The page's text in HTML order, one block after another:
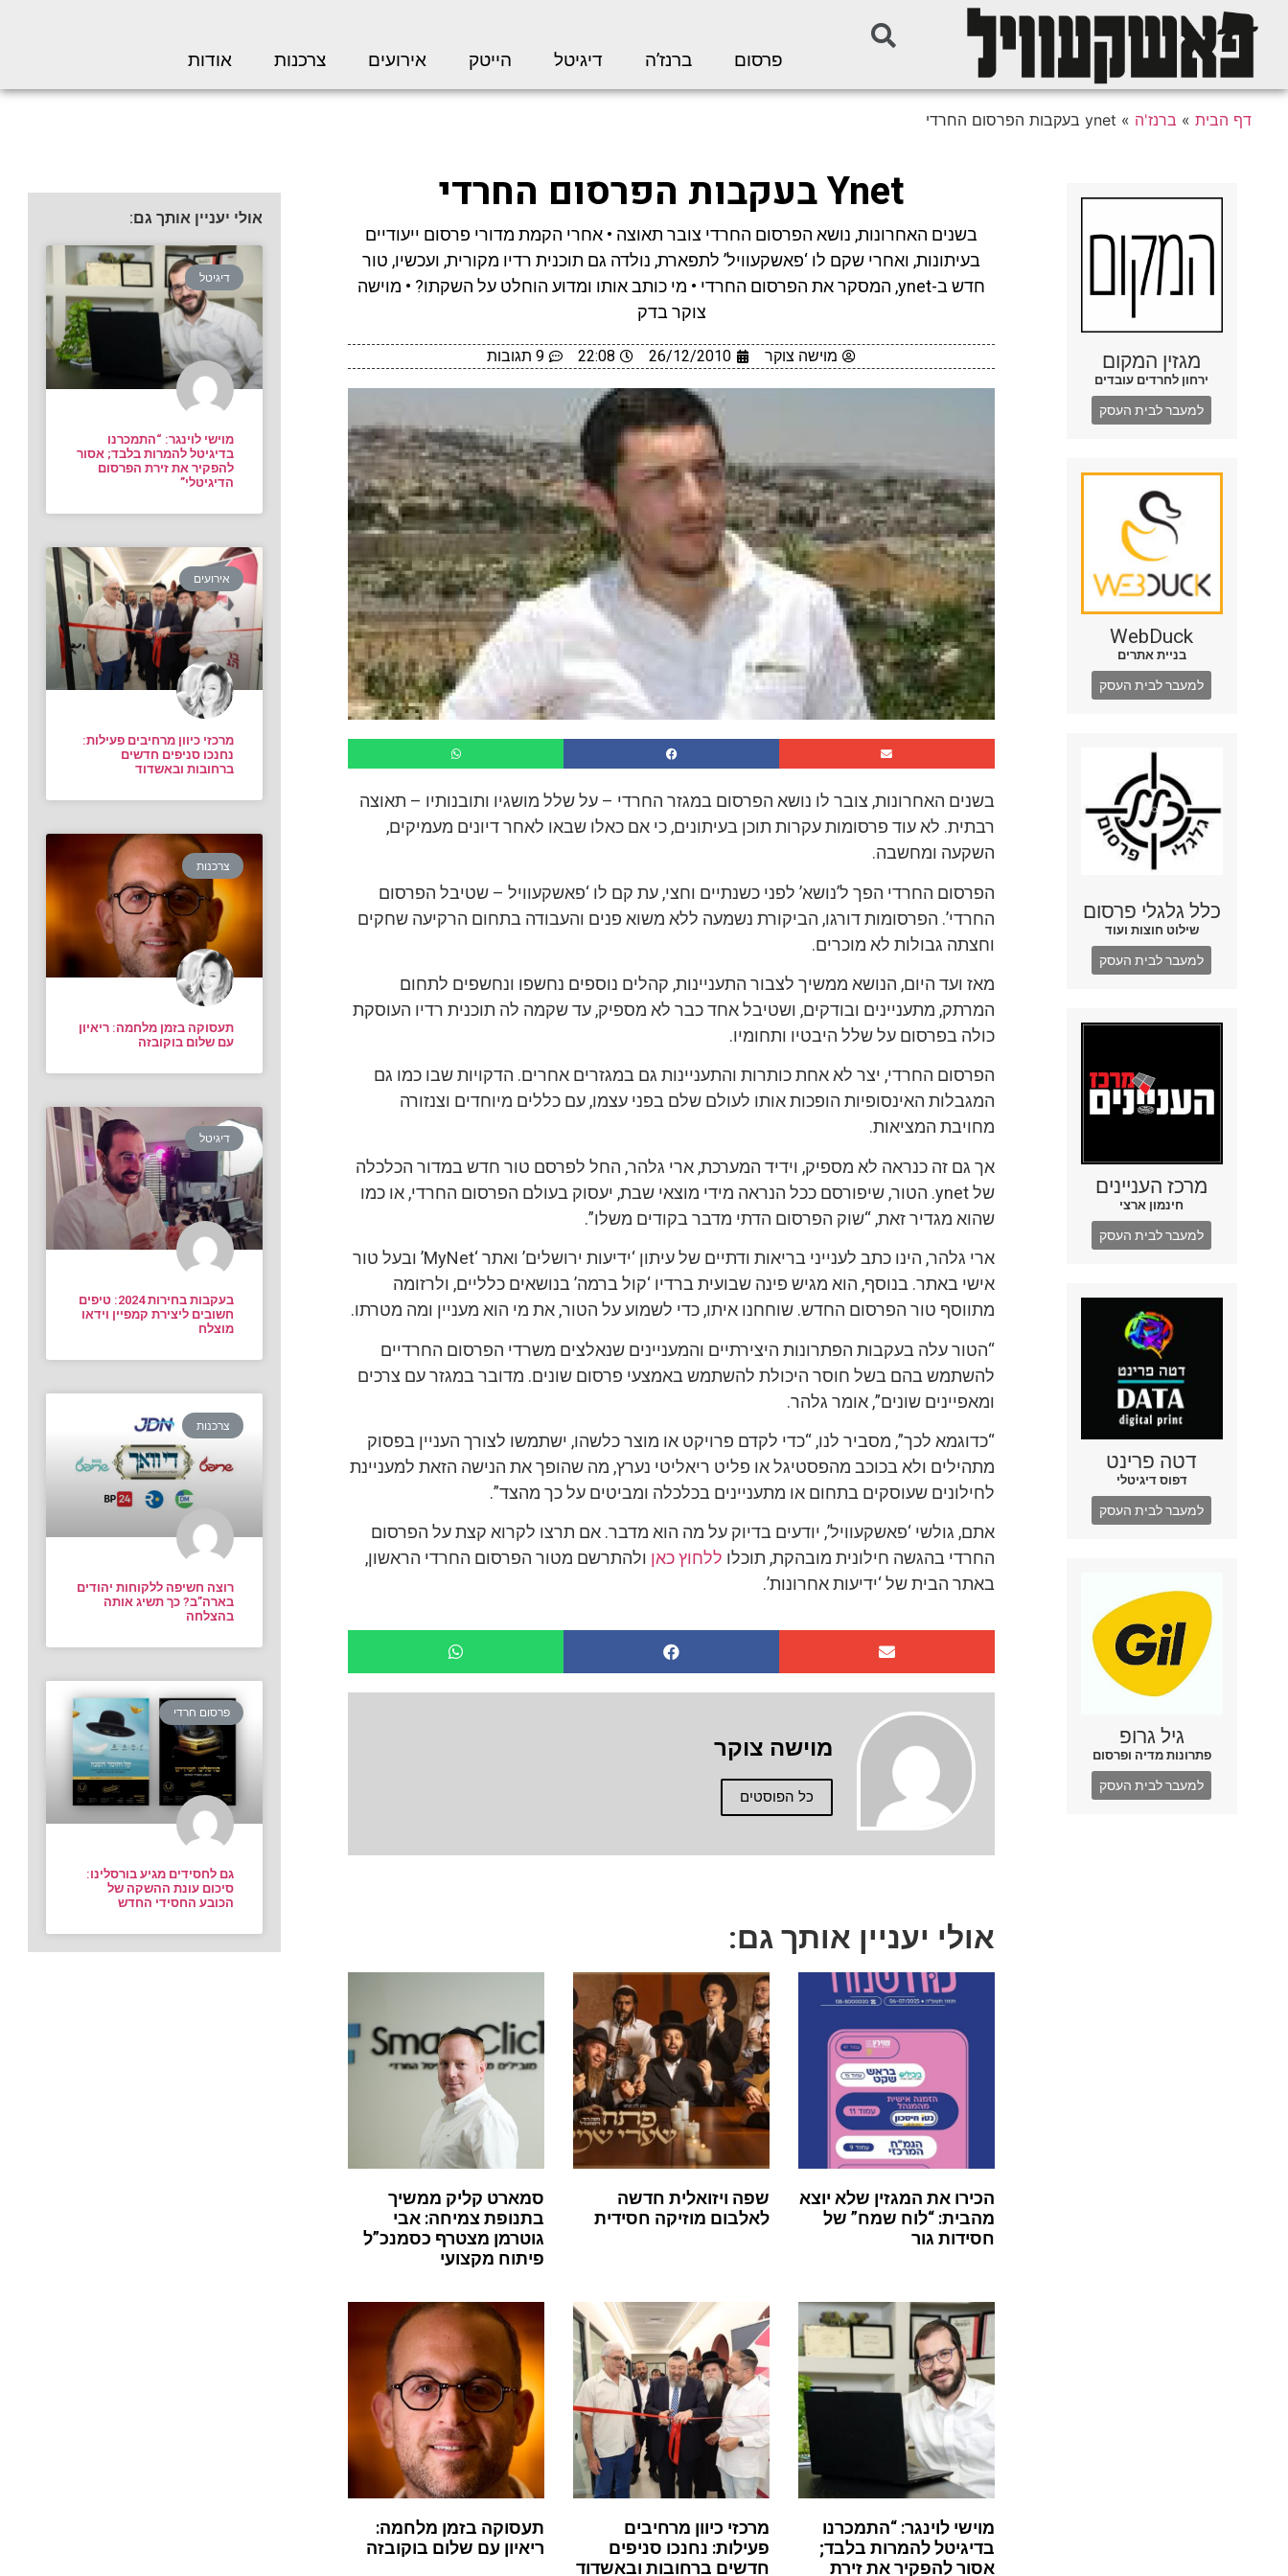
פרסום ברנז’ה דיגיטל הייטק אירועים צרכנות אודות
דף הבית » ברנז'ה » ynet בעקבות הפרסום החרדי
מגזין המקום
ירחון לחרדים עובדים
למעבר לבית העסק
WebDuck
בניית אתרים
למעבר לבית העסק
כלל גלגלי פרסום
שילוט חוצות ועוד
למעבר לבית העסק
מרכז העניינים
חינמון ארצי
למעבר לבית העסק
דטה פרינט
דפוס דיגיטלי
למעבר לבית העסק
גיל גרופ
פתרונות מדיה ופרסום
למעבר לבית העסק
Ynet בעקבות הפרסום החרדי
בשנים האחרונות, נושא הפרסום החרדי צובר תאוצה • אחרי הקמת מדורי פרסום ייעודיים
בעיתונות, ואחרי שקם לו ‘פאשקעוויל’ לתפארת, נולדה גם תוכנית רדיו מקורית, ועכשיו, טור
חדש ב-ynet, המסקר את הפרסום החרדי • מי כותב אותו ומדוע הוחלט על השקתו? • מוישה
צוקר בדק
מוישה צוקר 26/12/2010
22:08 9 תגובות
בשנים האחרונות, צובר לו נושא הפרסום במגזר החרדי – על שלל מושגיו ותובנותיו – תאוצה
רבתית. לא עוד פרסומות עקרות תוכן בעיתונים, כי אם כאלו שבאו לאחר דיונים מעמיקים,
השקעה ומחשבה.
הפרסום החרדי הפך ל’נושא’ לפני כשנתיים וחצי, עת קם לו ‘פאשקעוויל – שטיבל הפרסום
החרדי’. הפרסומות דורגו, הביקורת נשמעה ללא משוא פנים והעבודה בתחום הרקיעה שחקים
וחצתה גבולות לא מוכרים.
מאז ועד היום, הנושא ממשיך לצבור התעניינות, קהלים נוספים נחשפו ונחשפים לתחום
המרתק, מתעניינים ובודקים, ושטיבל אחד כבר לא מספיק, עד שקמה לה תוכנית רדיו העוסקת
כולה בפרסום על שלל היבטיו ותחומיו.
הפרסום החרדי, יצר לא אחת כותרות והתעניינות גם במגזרים אחרים. הדקויות שבו כמו גם
המגבלות האינסופיות הופכות אותו לעולם שלם בפני עצמו, עם כללים מיוחדים וצנזורה
מחויבת המציאות.
אך גם זה כנראה לא מספיק, וידיד המערכת, ארי גלהר, החל לפרסם טור חדש במדור הכלכלה
של ynet. הטור, שיפורסם ככל הנראה מידי מוצאי שבת, יעסוק בעולם הפרסום החרדי, או כמו
שהוא מגדיר זאת, “שוק הפרסום הדתי מדבר בקודים משלו”.
ארי גלהר, הינו כתב לענייני בריאות ודתיים של עיתון ‘ידיעות ירושלים’ ואתר ‘MyNet’ ובעל טור
אישי באתר. בנוסף, הוא מגיש פינה שבועית ברדיו ‘קול ברמה’ בנושאים כלליים, ולרזומה
מתווסף טור הפרסום החדש. שוחחנו איתו, כדי לשמוע על הטור, את מי הוא מעניין ומה מטרתו.
“הטור עלה בעקבות הפתרונות היצירתיים והמעניינים שנאלצים משרדי הפרסום החרדיים
להשתמש בהם בשל חוסר היכולת להשתמש באמצעי פרסום שונים. מדובר במגזר עם צרכים
ומאפיינים שונים”, אומר גלהר.
“כדוגמא לכך”, מסביר לנו, “כדי לקדם פרויקט או מוצר כלשהו, ישתמשו לצורך העניין בפסוק
מתהילים ולא בכוכב מהפסטיגל או פליט ריאליטי נערץ, מה שהופך את הנישה הזאת למעניינת
לחילונים שעוסקים בתחום או מתעניינים בכלכלה ומביטים על כך מהצד”.
אתם, גולשי ‘פאשקעוויל’, יודעים בדיוק על מה הוא מדבר. אם תרצו לקרוא קצת על הפרסום
החרדי בהגשה חילונית מובהקת, תוכלו ללחוץ כאן ולהתרשם מטור הפרסום החרדי הראשון,
באתר הבית של ‘ידיעות אחרונות’.
מוישה צוקר
כל הפוסטים
אולי יעניין אותך גם:
הכירו את המגזין שלא יוצא
מהבית: “לוח שמח” של
חסידות גור
שפה ויזואלית חדשה
לאלבום מוזיקה חסידית
סמארט קליק ממשיך
בתנופת צמיחה: אבי
גוטרמן מצטרף כסמנכ”ל
פיתוח מקצועי
מוישי לוינגר: “התמכרנו
בדיגיטל להמרות בלבד;
אסור להפקיר את זירת
מרכזי כיוון מרחיבים
פעילות: נחנכו סניפים
חדשים ברחובות ובאשדוד
תעסוקה בזמן מלחמה:
ריאיון עם שלום בוקובזה
אולי יעניין אותך גם:
דיגיטל
מוישי לוינגר: “התמכרנו
בדיגיטל להמרות בלבד; אסור
להפקיר את זירת הפרסום
הדיגיטלי”
אירועים
מרכזי כיוון מרחיבים פעילות:
נחנכו סניפים חדשים
ברחובות ובאשדוד
צרכנות
תעסוקה בזמן מלחמה: ריאיון
עם שלום בוקובזה
דיגיטל
בעקבות בחירות 2024: טיפים
חשובים ליצירת קמפיין וידאו
מוצלח
צרכנות
רוצה חשיפה ללקוחות יהודים
בארה”ב? כך תשיג אותה
בהצלחה
פרסום חרדי
גם לחסידים מגיע בורסלינו:
סיכום עונת ההשקה של
הכובע החסידי החדש